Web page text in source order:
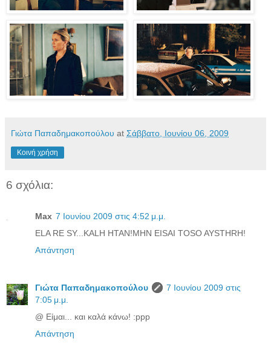
Γιώτα Παπαδημακοπούλου at Σάββατο, Ιουνίου 06, 2009
Κοινή χρήση
6 σχόλια:
Max 7 Ιουνίου 2009 στις 4:52 μ.μ.
ELA RE SY...KALH HTAN!MHN EISAI TOSO AYSTHRH!
Απάντηση
Γιώτα Παπαδημακοπούλου
7 Ιουνίου 2009 στις
7:05 μ.μ.
@ Είμαι... και καλά κάνω! :ppp
Απάντηση